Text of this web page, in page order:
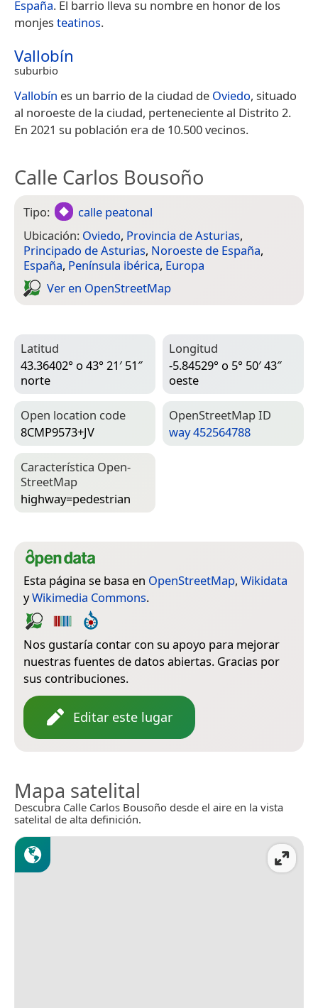
España.​ El barrio lleva su nombre en honor de los
monjes teatinos.
Vallobín
suburbio
Vallobín es un barrio de la ciudad de Oviedo, situado
al noroeste de la ciudad, perteneciente al Distrito 2.
En 2021 su población era de 10.500 vecinos.
Calle Carlos Bousoño
Tipo:
calle peatonal
Ubicación: Oviedo, Provincia de Asturias,
Principado de Asturias, Noroeste de España,
España, Península ibérica, Europa
Ver en Open­Street­Map
Latitud
43.36402° o 43° 21′ 51″
norte
Longitud
-5.84529° o 5° 50′ 43″
oeste
Open location code
8CMP9573+JV
Open­Street­Map ID
way 452564788
Característica Open­
Street­Map
highway=­pedestrian
Esta página se basa en OpenStreetMap, Wikidata
yWikimedia Commons.
Nos gustaría contar con su apoyo para mejorar
nuestras fuentes de datos abiertas. Gracias por
sus contribuciones.
Editar este lugar
Mapa satelital
Descubra Calle Carlos Bousoño desde el aire en la vista
satelital de alta definición.